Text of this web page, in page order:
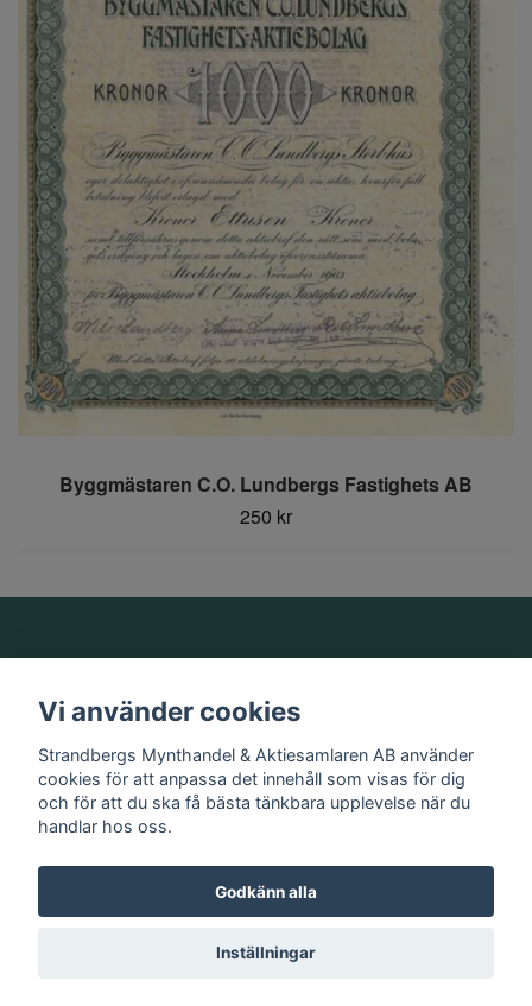
Byggmästaren C.O. Lundbergs Fastighets AB
250 kr
Information
Sociala medier
© 2026 Strandbergs Mynthandel & Aktiesamlaren AB
Vi använder cookies
Strandbergs Mynthandel & Aktiesamlaren AB använder
cookies för att anpassa det innehåll som visas för dig
och för att du ska få bästa tänkbara upplevelse när du
handlar hos oss.
Godkänn alla
Inställningar